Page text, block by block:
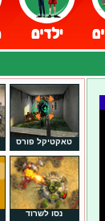
טאקטיקל פורס
נסו לשרוד